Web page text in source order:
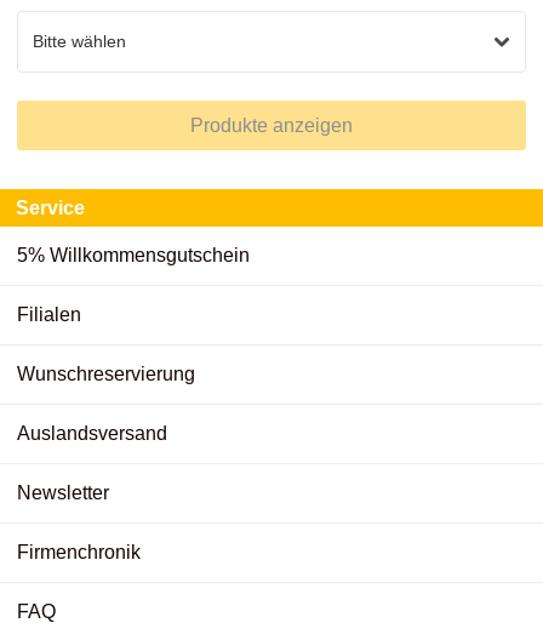
Produkte anzeigen
Service
5% Willkommensgutschein
Filialen
Wunschreservierung
Auslandsversand
Newsletter
Firmenchronik
FAQ